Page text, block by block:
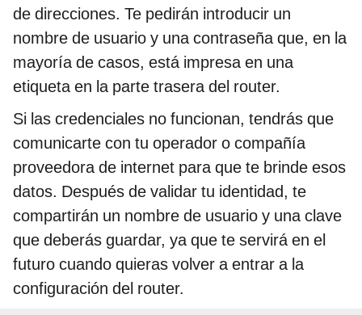
de direcciones. Te pedirán introducir un
nombre de usuario y una contraseña que, en la
mayoría de casos, está impresa en una
etiqueta en la parte trasera del router.
Si las credenciales no funcionan, tendrás que
comunicarte con tu operador o compañía
proveedora de internet para que te brinde esos
datos. Después de validar tu identidad, te
compartirán un nombre de usuario y una clave
que deberás guardar, ya que te servirá en el
futuro cuando quieras volver a entrar a la
configuración del router.